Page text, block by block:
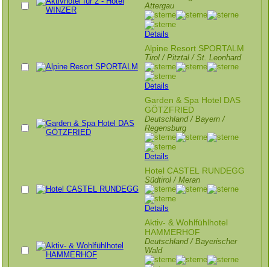
Attergau
Details
Alpine Resort SPORTALM
Tirol / Pitztal / St. Leonhard
Details
Garden & Spa Hotel DAS
GÖTZFRIED
Deutschland / Bayern /
Regensburg
Details
Hotel CASTEL RUNDEGG
Südtirol / Meran
Details
Aktiv- & Wohlfühlhotel
HAMMERHOF
Deutschland / Bayerischer
Wald